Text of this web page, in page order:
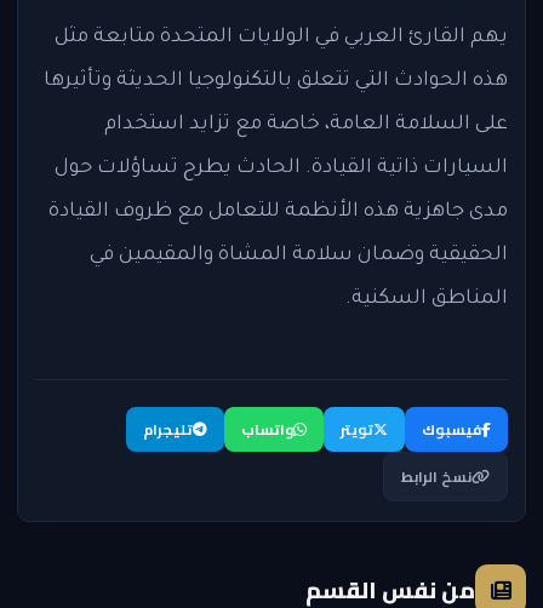
يهم القارئ العربي في الولايات المتحدة متابعة مثل
هذه الحوادث التي تتعلق بالتكنولوجيا الحديثة وتأثيرها
على السلامة العامة، خاصة مع تزايد استخدام
السيارات ذاتية القيادة. الحادث يطرح تساؤلات حول
مدى جاهزية هذه الأنظمة للتعامل مع ظروف القيادة
الحقيقية وضمان سلامة المشاة والمقيمين في
المناطق السكنية.
فيسبوك تويتر واتساب
تليجرام
نسخ الرابط
من نفس القسم